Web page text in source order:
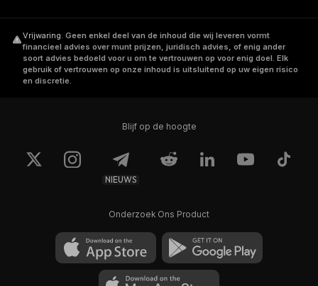
Vrijwaring. Geen enkel deel van de inhoud die wij leveren vormt
financieel advies over munt prijzen, juridisch advies, of enig ander
soort advies bedoeld voor u om te vertrouwen op voor enig doel. Elk
gebruik of vertrouwen op onze inhoud is uitsluitend op uw eigen risico
en discretie.
Blijf op de hoogte
NIEUWS
Onderzoek Ons Product